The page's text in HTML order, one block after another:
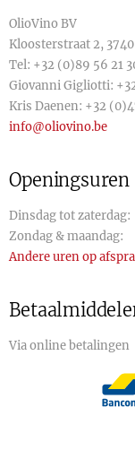
OlioVino BV
Kloosterstraat 2,
Tel: +32 (0)89 56 21
Giovanni Gigliotti:
Kris Daenen: +32
info@oliovino.be
Openingsuren
Dinsdag tot zaterdag:
Zondag & maandag:
Andere uren op
Via online betalingen